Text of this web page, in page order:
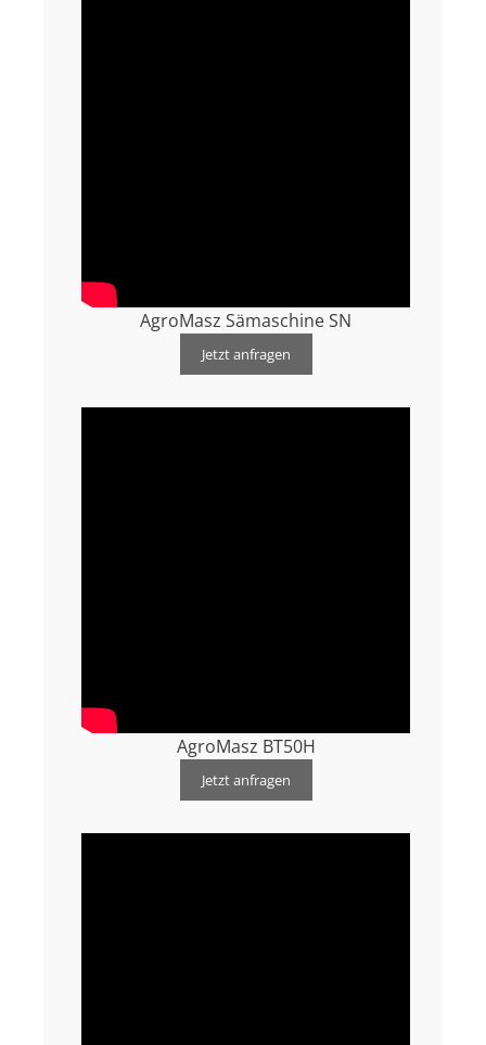
AgroMasz Sämaschine SN
Jetzt anfragen
AgroMasz BT50H
Jetzt anfragen